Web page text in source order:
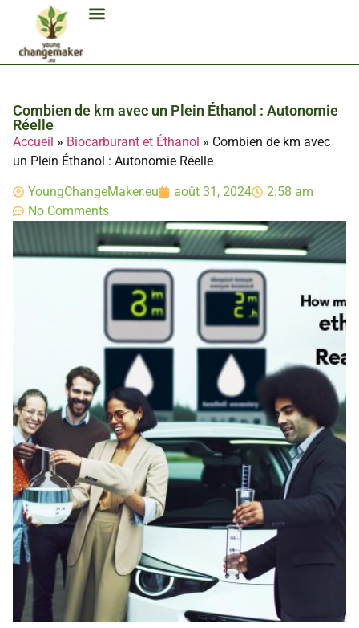
Combien de km avec un Plein Éthanol : Autonomie
Réelle
Accueil » Biocarburant et Éthanol » Combien de km avec
un Plein Éthanol : Autonomie Réelle
YoungChangeMaker.eu août 31, 2024
2:58 am
No Comments